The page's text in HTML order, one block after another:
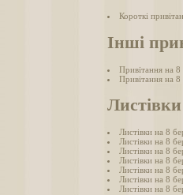
Короткі
Інші
Привітання на 8
Привітання на 8
Листівки на 8
Листівки на 8
Листівки на 8
Листівки на 8
Листівки на 8
Листівки на 8
Листівки на 8